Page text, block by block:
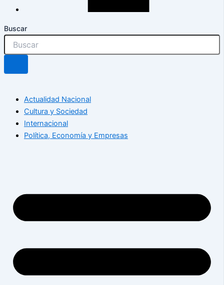
Buscar
Actualidad Nacional
Cultura y Sociedad
Internacional
Política, Economía y Empresas